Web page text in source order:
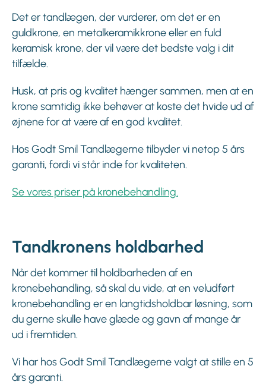
Det er tandlægen, der vurderer, om det er en
guldkrone, en metalkeramikkrone eller en fuld
keramisk krone, der vil være det bedste valg i dit
tilfælde.
Husk, at pris og kvalitet hænger sammen, men at en
krone samtidig ikke behøver at koste det hvide ud af
øjnene for at være af en god kvalitet.
Hos Godt Smil Tandlægerne tilbyder vi netop 5 års
garanti, fordi vi står inde for kvaliteten.
Se vores priser på kronebehandling.
Tandkronens holdbarhed
Når det kommer til holdbarheden af en
kronebehandling, så skal du vide, at en veludført
kronebehandling er en langtidsholdbar løsning, som
du gerne skulle have glæde og gavn af mange år
ud i fremtiden.
Vi har hos Godt Smil Tandlægerne valgt at stille en 5
års garanti.